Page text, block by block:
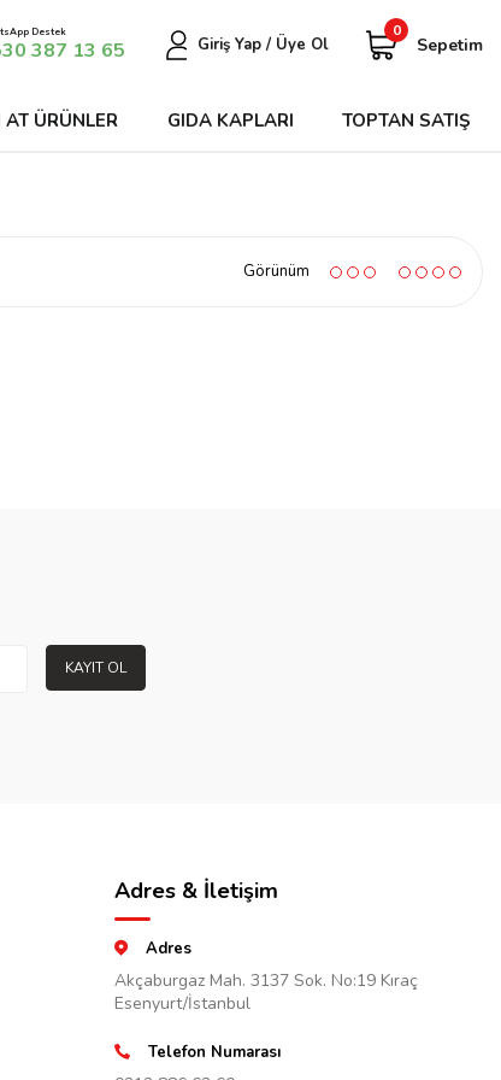
Destek
387 13 65 Giriş Yap / Üye Ol
0
Sepetim
ÜRÜNLER GIDA KAPLARI TOPTAN SATIŞ
Görünüm
KAYIT OL
Adres & İletişim
Adres
Akçaburgaz Mah. 3137 Sok. No:19 Kıraç
Esenyurt/İstanbul
Telefon Numarası